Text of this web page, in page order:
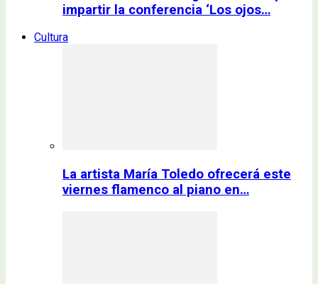
impartir la conferencia ‘Los ojos…
Cultura
La artista María Toledo ofrecerá este
viernes flamenco al piano en…